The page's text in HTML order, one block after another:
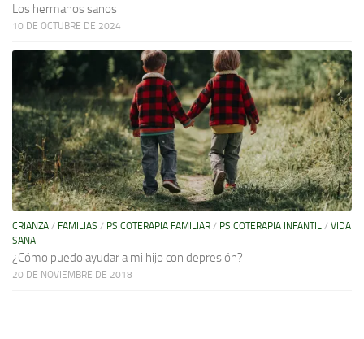
Los hermanos sanos
10 DE OCTUBRE DE 2024
CRIANZA / FAMILIAS / PSICOTERAPIA FAMILIAR / PSICOTERAPIA INFANTIL / VIDA
SANA
¿Cómo puedo ayudar a mi hijo con depresión?
20 DE NOVIEMBRE DE 2018